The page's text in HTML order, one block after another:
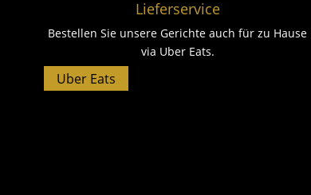
Lieferservice
Bestellen Sie unsere Gerichte auch für zu Hause
via Uber Eats.
Uber Eats